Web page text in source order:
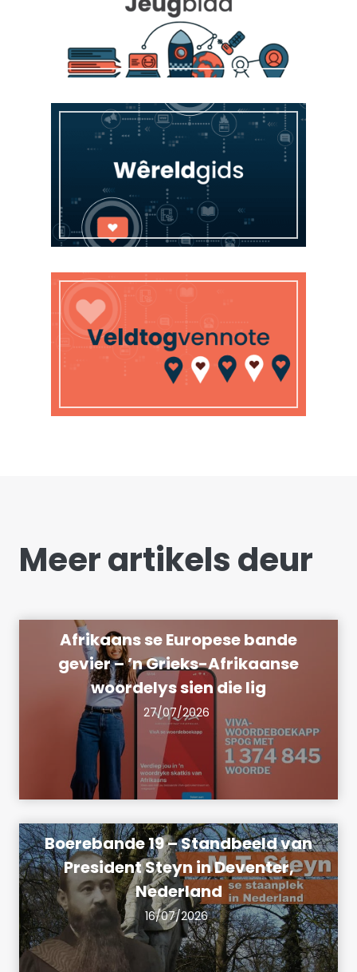
Meer artikels deur
Afrikaans se Europese bande
gevier – ’n Grieks-Afrikaanse
woordelys sien die lig
27/07/2026
Boerebande 19 – Standbeeld van
President Steyn in Deventer,
Nederland
16/07/2026